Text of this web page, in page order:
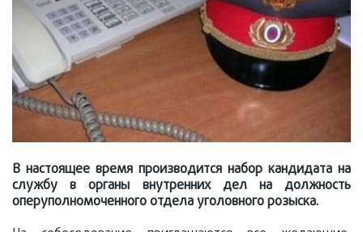
В настоящее время производится набор кандидата на
службу в органы внутренних дел на должность
оперуполномоченного отдела уголовного розыска.